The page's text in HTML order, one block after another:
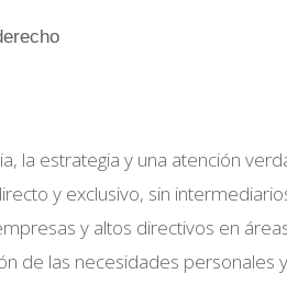
la estrategia y una atención
y exclusivo, sin
y altos directivos en
de las necesidades personales